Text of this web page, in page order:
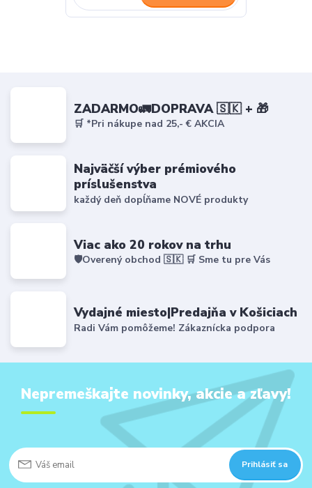
ZADARMO🚛DOPRAVA 🇸🇰 + 🎁
🛒 *Pri nákupe nad 25,- € AKCIA
Najväčší výber prémiového
príslušenstva
každý deň dopĺňame NOVÉ produkty
Viac ako 20 rokov na trhu
🛡️Overený obchod 🇸🇰 🛒 Sme tu pre Vás
Vydajné miesto|Predajňa v Košiciach
Radi Vám pomôžeme! Zákaznícka podpora
Nepremeškajte novinky, akcie a zľavy!
Prihlásiť sa